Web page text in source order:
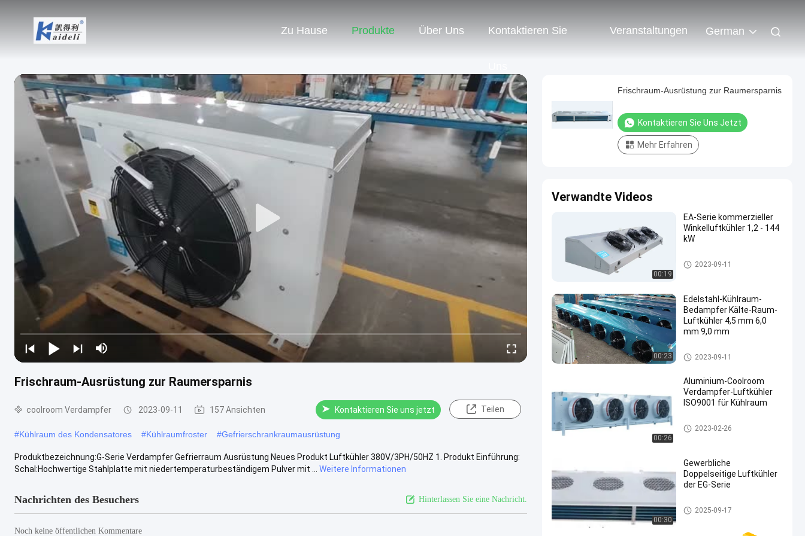
Zu Hause Produkte Über Uns Kontaktieren Sie Veranstaltungen German
Frischraum-Ausrüstung zur Raumersparnis
coolroom Verdampfer 2023-09-11 157 Ansichten Kontaktieren Sie uns jetzt Teilen
#Kühlraum des Kondensatores #Kühlraumfroster #Gefrierschrankraumausrüstung
Produktbezeichnung:G-Serie Verdampfer Gefrierraum Ausrüstung Neues Produkt Luftkühler 380V/3PH/50HZ 1. Produkt Einführung:
Schal:Hochwertige Stahlplatte mit niedertemperaturbeständigem Pulver mit ...
Weitere Informationen
Nachrichten des Besuchers Hinterlassen Sie eine Nachricht.
Noch keine öffentlichen Kommentare
Frischraum-Ausrüstung zur Raumersparnis
Kontaktieren Sie Uns Jetzt
Mehr Erfahren
Verwandte Videos
00:19
EA-Serie kommerzieller
Winkelluftkühler 1,2 - 144
kW
coolroom Verdampfer
2023-09-11
00:23
Edelstahl-Kühlraum-
Bedampfer Kälte-Raum-
Luftkühler 4,5 mm 6,0
mm 9,0 mm
coolroom Verdampfer
2023-09-11
00:26
Aluminium-Coolroom
Verdampfer-Luftkühler
ISO9001 für Kühlraum
coolroom Verdampfer
2023-02-26
00:30
Gewerbliche
Doppelseitige Luftkühler
der EG-Serie
Kühlraumluftkühler
2025-09-17